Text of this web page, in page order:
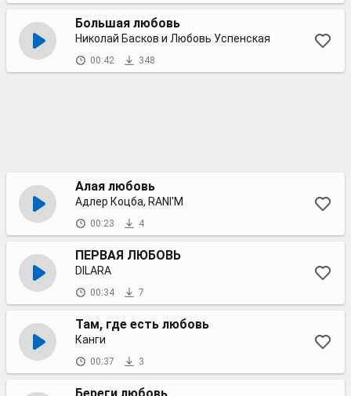
Большая любовь
Николай Басков и Любовь Успенская
00:42 348
Алая любовь
Адлер Коцба, RANI'M
00:23 4
ПЕРВАЯ ЛЮБОВЬ
DILARA
00:34 7
Там, где есть любовь
Канги
00:37 3